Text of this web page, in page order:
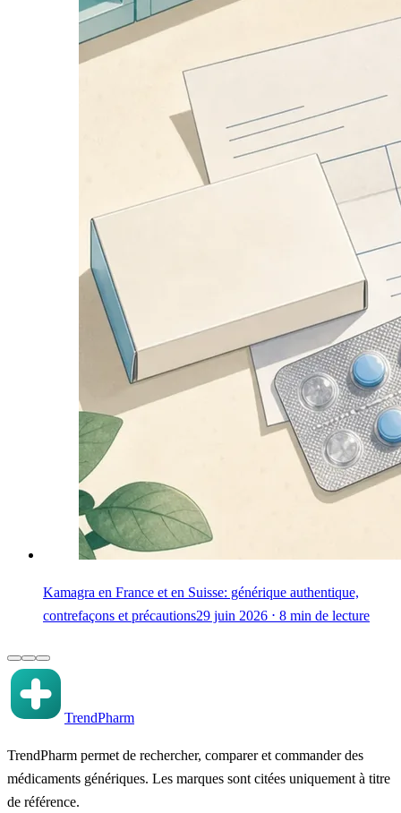
Kamagra en France et en Suisse: générique authentique,
contrefaçons et précautions29 juin 2026 ⋅ 8 min de lecture
TrendPharm
TrendPharm permet de rechercher, comparer et commander des
médicaments génériques. Les marques sont citées uniquement à titre
de référence.